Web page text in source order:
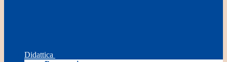
Didattica